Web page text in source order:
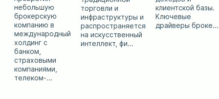
небольшую
брокерскую
компанию в
международный
холдинг с
банком,
страховыми
компаниями,
телеком-...
торговли и
инфраструктуры и
распространяется
на искусственный
интеллект, фи...
клиентской базы.
Ключевые
драйверы броке...